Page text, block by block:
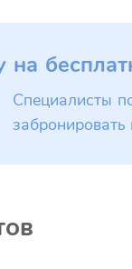
на
Специалисты
забронировать